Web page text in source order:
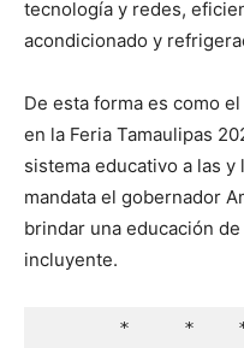
tecnología y redes,
acondicionado y
De esta forma es como
en la Feria Tamaulipas
sistema educativo a las
mandata el gobernador
brindar una educación
incluyente.
*     *